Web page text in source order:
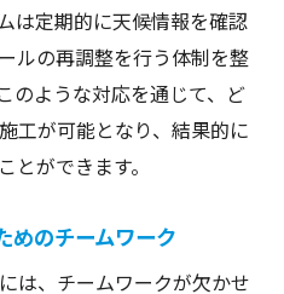
は定期的に天候情報を確認
ルの再調整を行う体制を整
のような対応を通じて、ど
工が可能となり、結果的に
とができます。
めのチームワーク
は、チームワークが欠かせ